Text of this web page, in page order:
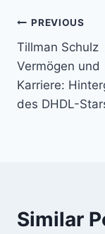
Post
navigation
PREVIOUS
Tillman Schulz
Vermögen und
Karriere:
des DHDL-
Similar